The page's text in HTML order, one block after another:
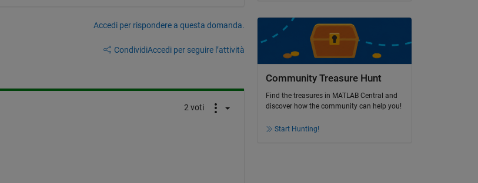
Accedi per rispondere a questa domanda.
CondividiAccedi per seguire l’attività
2 voti
Community Treasure Hunt
Find the treasures in MATLAB Central and
discover how the community can help you!
Start Hunting!